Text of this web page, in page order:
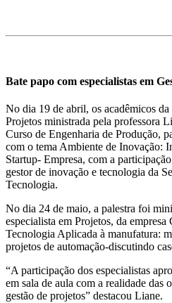
Bate papo com especialistas em
No dia 19 de abril, os acadêmicos
Projetos ministrada pela professora
Curso de Engenharia de Produção,
com o tema Ambiente de Inovação:
Startup- Empresa, com a
gestor de inovação e tecnologia da
Tecnologia.
No dia 24 de maio, a palestra foi
especialista em Projetos, da
Tecnologia Aplicada à manufatura:
projetos de automação-discutindo
“A participação dos especialistas
em sala de aula com a realidade das
gestão de projetos” destacou Liane.